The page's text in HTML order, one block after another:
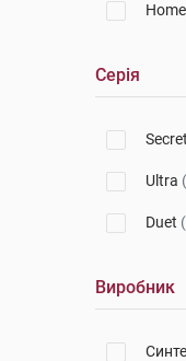
Серія
Secret
Ultra
Duet
Виробник